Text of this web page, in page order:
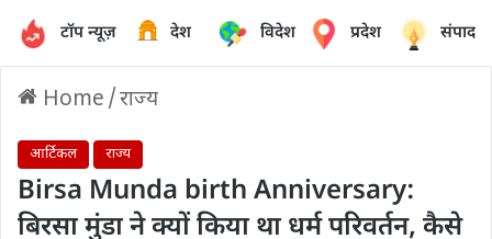
टॉप न्यूज़ देश विदेश प्रदेश
Home /राज्य
आर्टिकल राज्य
Birsa Munda birth Anniversary:
बिरसा मुंडा ने क्यों किया था धर्म परिवर्तन, कैसे